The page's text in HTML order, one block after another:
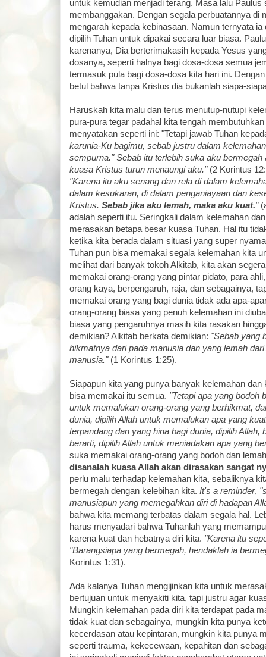
untuk kemudian menjadi terang. Masa lalu Paulus
membanggakan. Dengan segala perbuatannya di
mengarah kepada kebinasaan. Namun ternyata
dipilih Tuhan untuk dipakai secara luar biasa.
karenanya, Dia berterimakasih kepada Yesus
dosanya, seperti halnya bagi dosa-dosa semua
termasuk pula bagi dosa-dosa kita hari ini.
betul bahwa tanpa Kristus dia bukanlah siapa-
Haruskah kita malu dan terus menutup-nutupi
pura-pura tegar padahal kita tengah
menyatakan seperti ini: "Tetapi jawab Tuhan
karunia-Ku bagimu, sebab justru dalam
sempurna." Sebab itu terlebih suka aku
kuasa Kristus turun menaungi aku."(2 Korintus
"Karena itu aku senang dan rela di dalam
dalam kesukaran, di dalam penganiayaan dan
Kristus. Sebab jika aku lemah, maka aku kuat."
adalah seperti itu. Seringkali dalam kelemahan
merasakan betapa besar kuasa Tuhan. Hal itu
ketika kita berada dalam situasi yang super
Tuhan pun bisa memakai segala kelemahan kita
melihat dari banyak tokoh Alkitab, kita akan
memakai orang-orang yang pintar pidato, para
orang kaya, berpengaruh, raja, dan sebagainya,
memakai orang yang bagi dunia tidak ada apa-
orang-orang biasa yang penuh kelemahan ini
biasa yang pengaruhnya masih kita rasakan
demikian? Alkitab berkata demikian: "Sebab yang
hikmatnya dari pada manusia dan yang lemah
manusia."(1 Korintus 1:25).
Siapapun kita yang punya banyak kelemahan dan
bisa memakai itu semua. "Tetapi apa yang bodoh
untuk memalukan orang-orang yang berhikmat,
dunia, dipilih Allah untuk memalukan apa yang
terpandang dan yang hina bagi dunia, dipilih Allah,
berarti, dipilih Allah untuk meniadakan apa yang
suka memakai orang-orang yang bodoh dan
disanalah kuasa Allah akan dirasakan sangat
perlu malu terhadap kelemahan kita, sebaliknya
bermegah dengan kelebihan kita. It's a reminder,
manusiapun yang memegahkan diri di hadapan
bahwa kita memang terbatas dalam segala hal.
harus menyadari bahwa Tuhanlah yang
karena kuat dan hebatnya diri kita. "Karena itu
"Barangsiapa yang bermegah, hendaklah ia
Korintus 1:31).
Ada kalanya Tuhan mengijinkan kita untuk
bertujuan untuk menyakiti kita, tapi justru agar
Mungkin kelemahan pada diri kita terdapat pada
tidak kuat dan sebagainya, mungkin kita punya
kecerdasan atau kepintaran, mungkin kita punya
seperti trauma, kekecewaan, kepahitan dan